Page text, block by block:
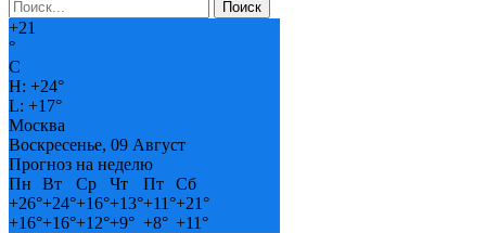
+21
°
C
H: +24°
L: +17°
Москва
Воскресенье, 09 Август
Прогноз на неделю
Пн
Вт Ср Чт Пт
Сб
+26°+24°+16°+13°+11°+21°
+16°+16°+12°+9° +8° +11°